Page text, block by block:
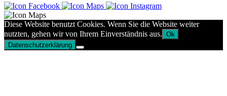
Diese Website benutzt Cookies. Wenn Sie die Website weiter
nutzten, gehen wir von Ihrem Einverständnis aus. Ok
Datenschutzerklärung